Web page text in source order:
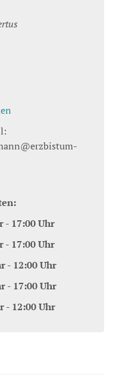
17:00 Uhr
17:00 Uhr
12:00 Uhr
- 17:00 Uhr
12:00 Uhr